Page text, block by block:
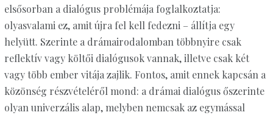
elsősorban a dialógus problémája foglalkoztatja:
olyasvalami ez, amit újra fel kell fedezni – állítja egy
helyütt. Szerinte a drámairodalomban többnyire csak
reflektív vagy költői dialógusok vannak, illetve csak két
vagy több ember vitája zajlik. Fontos, amit ennek kapcsán a
közönség részvételéről mond: a drámai dialógus őszerinte
olyan univerzális alap, melyben nemcsak az egymással